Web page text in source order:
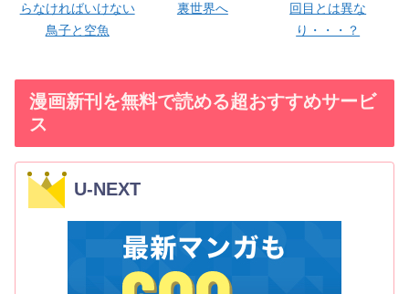
らなければいけない
鳥子と空魚
裏世界へ
回目とは異な
り・・・？
漫画新刊を無料で読める超おすすめサービ
ス
U-NEXT